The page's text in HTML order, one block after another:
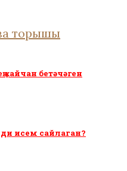
торышы
бетәчәген
исем сайлаган?